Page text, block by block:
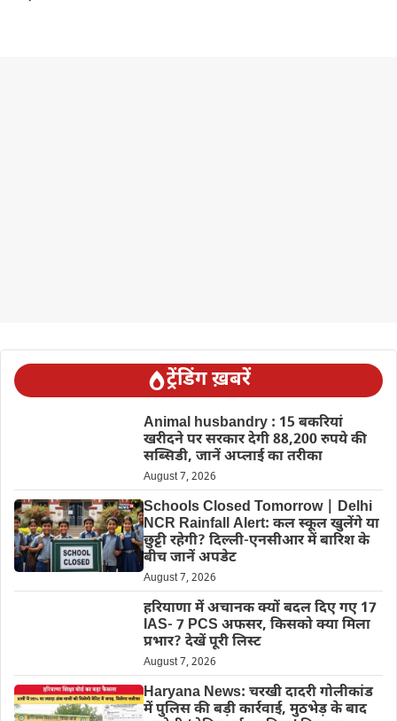
ट्रेंडिंग ख़बरें
Animal husbandry : 15 बकरियां
खरीदने पर सरकार देगी 88,200 रुपये की
सब्सिडी, जानें अप्लाई का तरीका
August 7, 2026
Schools Closed Tomorrow | Delhi
NCR Rainfall Alert: कल स्कूल खुलेंगे या
छुट्टी रहेगी? दिल्ली-एनसीआर में बारिश के
बीच जानें अपडेट
August 7, 2026
हरियाणा में अचानक क्यों बदल दिए गए 17
IAS- 7 PCS अफसर, किसको क्या मिला
प्रभार? देखें पूरी लिस्ट
August 7, 2026
Haryana News: चरखी दादरी गोलीकांड
में पुलिस की बड़ी कार्रवाई, मुठभेड़ के बाद